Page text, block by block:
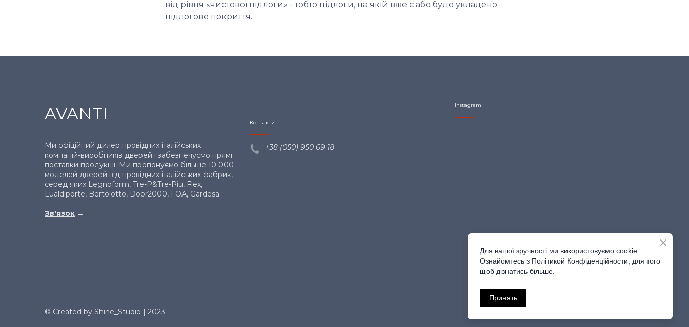
від рівня «чистової підлоги» - тобто підлоги, на якій вже є або буде укладено
підлогове покриття.
AVANTI
Ми офіційний дилер провідних італійських
компаній-виробників дверей і забезпечуємо прямі
поставки продукції. Ми пропонуємо більше 10 000
моделей дверей від провідних італійських фабрик,
серед яких Legnoform, Tre-P&Tre-Piu, Flex,
Lualdiporte, Bertolotto, Door2000, FOA, Gardesa.
Зв'язок →
Контакти
+38 (050) 950 69 18
Instagram
© Created by Shine_Studio | 2023
Для вашої зручності ми використовуємо cookie.
Ознайомтесь з Політикой Конфіденційности, для того
щоб дізнатись більше.
Принять